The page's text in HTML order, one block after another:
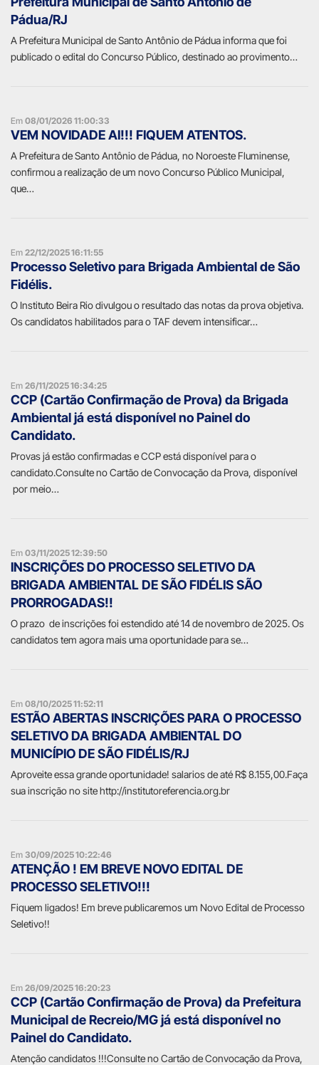
Pádua/RJ
A Prefeitura Municipal de Santo Antônio de Pádua informa que foi
publicado o edital do Concurso Público, destinado ao provimento…
Em 08/01/2026 11:00:33
VEM NOVIDADE AI!!! FIQUEM ATENTOS.
A Prefeitura de Santo Antônio de Pádua, no Noroeste Fluminense,
confirmou a realização de um novo Concurso Público Municipal,
que…
Em 22/12/2025 16:11:55
Processo Seletivo para Brigada Ambiental de São
Fidélis.
O Instituto Beira Rio divulgou o resultado das notas da prova objetiva.
Os candidatos habilitados para o TAF devem intensificar…
Em 26/11/2025 16:34:25
CCP (Cartão Confirmação de Prova) da Brigada
Ambiental já está disponível no Painel do
Candidato.
Provas já estão confirmadas e CCP está disponível para o
candidato.Consulte no Cartão de Convocação da Prova, disponível
por meio…
Em 03/11/2025 12:39:50
INSCRIÇÕES DO PROCESSO SELETIVO DA
BRIGADA AMBIENTAL DE SÃO FIDÉLIS SÃO
PRORROGADAS!!
O prazo de inscrições foi estendido até 14 de novembro de 2025. Os
candidatos tem agora mais uma oportunidade para se…
Em 08/10/2025 11:52:11
ESTÃO ABERTAS INSCRIÇÕES PARA O PROCESSO
SELETIVO DA BRIGADA AMBIENTAL DO
MUNICÍPIO DE SÃO FIDÉLIS/RJ
Aproveite essa grande oportunidade! salarios de até R$ 8.155,00.Faça
sua inscrição no site http://institutoreferencia.org.br
Em 30/09/2025 10:22:46
ATENÇÃO ! EM BREVE NOVO EDITAL DE
PROCESSO SELETIVO!!!
Fiquem ligados! Em breve publicaremos um Novo Edital de Processo
Seletivo!!
Em 26/09/2025 16:20:23
CCP (Cartão Confirmação de Prova) da Prefeitura
Municipal de Recreio/MG já está disponível no
Painel do Candidato.
Atenção candidatos !!!Consulte no Cartão de Convocação da Prova,